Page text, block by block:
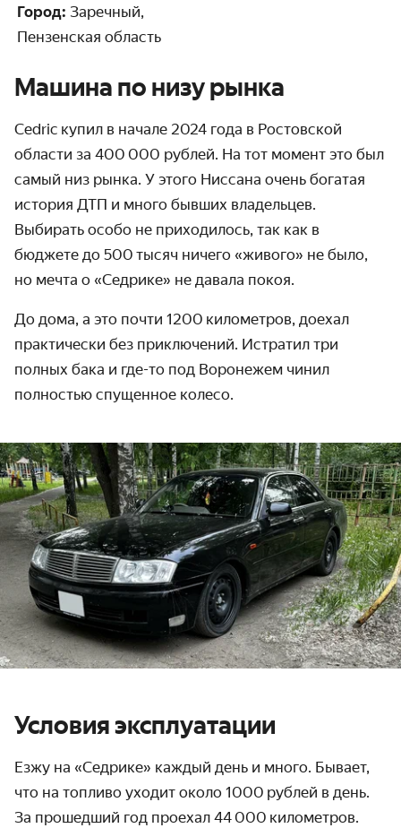
Город: Заречный,
Пензенская область
Машина по низу рынка
Cedric купил в начале 2024 года в Ростовской
области за 400 000 рублей. На тот момент это был
самый низ рынка. У этого Ниссана очень богатая
история ДТП и много бывших владельцев.
Выбирать особо не приходилось, так как в
бюджете до 500 тысяч ничего «живого» не было,
но мечта о «Седрике» не давала покоя.
До дома, а это почти 1200 километров, доехал
практически без приключений. Истратил три
полных бака и где-то под Воронежем чинил
полностью спущенное колесо.
Условия эксплуатации
Езжу на «Седрике» каждый день и много. Бывает,
что на топливо уходит около 1000 рублей в день.
За прошедший год проехал 44 000 километров.